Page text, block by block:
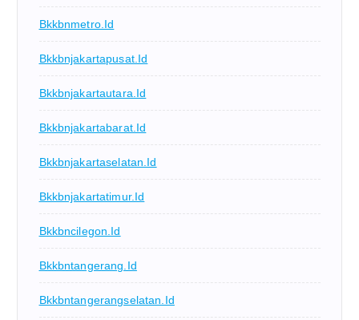
Bkkbnmetro.id
Bkkbnjakartapusat.id
Bkkbnjakartautara.id
Bkkbnjakartabarat.id
Bkkbnjakartaselatan.id
Bkkbnjakartatimur.id
Bkkbncilegon.id
Bkkbntangerang.id
Bkkbntangerangselatan.id